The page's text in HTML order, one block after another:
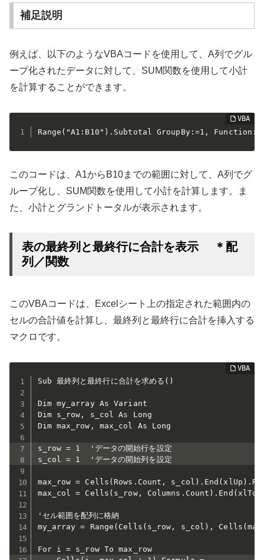
補足説明
例えば、以下のようなVBAコードを使用して、A列でグル
ープ化されたデータに対して、SUM関数を使用して小計
を計算することができます。
Range("A1:B10").Subtotal GroupBy:=1,
このコードは、A1からB10までの範囲に対して、A列でグ
ループ化し、SUM関数を使用して小計を計算します。ま
た、小計とグランドトータルが表示されます。
表の最終列と最終行に合計を表示 ＊配
列／関数
このVBAコードは、Excelシート上の指定された範囲内の
セルの合計値を計算し、最終列と最終行に合計を挿入する
マクロです。
Sub 最終列と最終行に合計を求める()
Dim my_array As Variant
Dim s_row, s_col As Long
Dim max_row, max_col As Long
s_row = 1  'データの開始行を設定
s_col = 1  'データの開始列を設定
max_row = Cells(Rows.Count,
max_col = Cells(s_row,
'セル範囲を配列に格納
my_array = Range(Cells(s_row, s_col),
For i = s_row To max_row